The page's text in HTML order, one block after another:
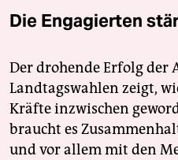
Die Engagierten
Der drohende Erfolg der
Landtagswahlen zeigt,
Kräfte inzwischen
braucht es
und vor allem mit den